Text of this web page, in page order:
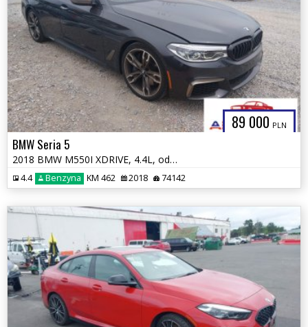
89 000 PLN
BMW Seria 5
2018 BMW M550I XDRIVE, 4.4L, od ubezpieczalni
4.4 Benzyna KM 462 2018 74142